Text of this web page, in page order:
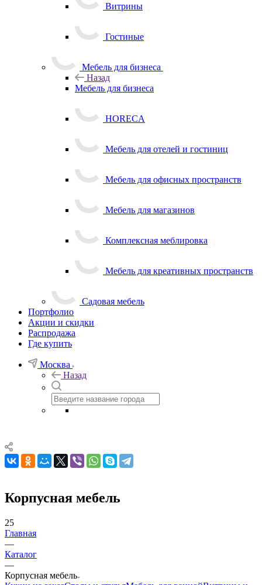
Витрины
Гостиные
Мебель для бизнеса
Назад
Мебель для бизнеса
HORECA
Мебель для отелей и гостиниц
Мебель для офисных пространств
Мебель для магазинов
Комплексная меблировка
Мебель для креативных пространств
Садовая мебель
Портфолио
Акции и скидки
Распродажа
Где купить
Москва
Назад
Корпусная мебель
25
Главная
—
Каталог
—
Корпусная мебель